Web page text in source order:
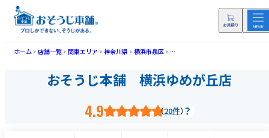
ホーム 店舗一覧 関東エリア 神奈川県 横浜市泉区 おそうじ本舗 横浜ゆめが丘店(ヨ
おそうじ本舗 横浜ゆめが丘店
4.9 20件